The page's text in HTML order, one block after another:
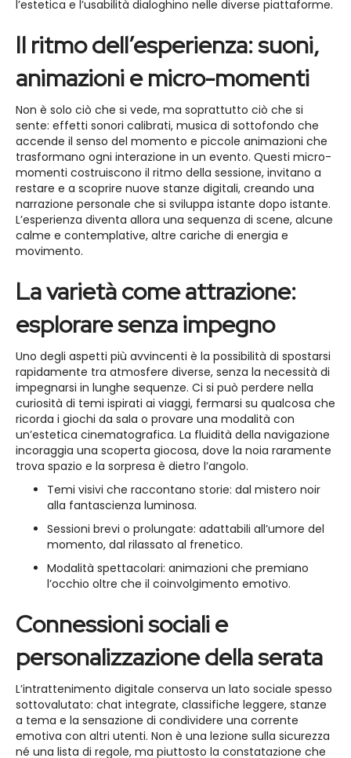
l’estetica e l’usabilità dialoghino nelle diverse piattaforme.
Il ritmo dell’esperienza: suoni,
animazioni e micro-momenti
Non è solo ciò che si vede, ma soprattutto ciò che si
sente: effetti sonori calibrati, musica di sottofondo che
accende il senso del momento e piccole animazioni che
trasformano ogni interazione in un evento. Questi micro-
momenti costruiscono il ritmo della sessione, invitano a
restare e a scoprire nuove stanze digitali, creando una
narrazione personale che si sviluppa istante dopo istante.
L’esperienza diventa allora una sequenza di scene, alcune
calme e contemplative, altre cariche di energia e
movimento.
La varietà come attrazione:
esplorare senza impegno
Uno degli aspetti più avvincenti è la possibilità di spostarsi
rapidamente tra atmosfere diverse, senza la necessità di
impegnarsi in lunghe sequenze. Ci si può perdere nella
curiosità di temi ispirati ai viaggi, fermarsi su qualcosa che
ricorda i giochi da sala o provare una modalità con
un’estetica cinematografica. La fluidità della navigazione
incoraggia una scoperta giocosa, dove la noia raramente
trova spazio e la sorpresa è dietro l’angolo.
Temi visivi che raccontano storie: dal mistero noir
alla fantascienza luminosa.
Sessioni brevi o prolungate: adattabili all’umore del
momento, dal rilassato al frenetico.
Modalità spettacolari: animazioni che premiano
l’occhio oltre che il coinvolgimento emotivo.
Connessioni sociali e
personalizzazione della serata
L’intrattenimento digitale conserva un lato sociale spesso
sottovalutato: chat integrate, classifiche leggere, stanze
a tema e la sensazione di condividere una corrente
emotiva con altri utenti. Non è una lezione sulla sicurezza
né una lista di regole, ma piuttosto la constatazione che